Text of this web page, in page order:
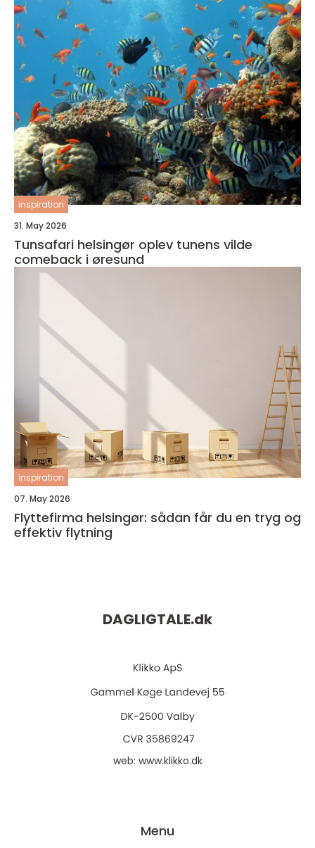
inspiration
31. May 2026
Tunsafari helsingør oplev tunens vilde
comeback i øresund
inspiration
07. May 2026
Flyttefirma helsingør: sådan får du en tryg og
effektiv flytning
DAGLIGTALE.dk
web: www.klikko.dk
Menu